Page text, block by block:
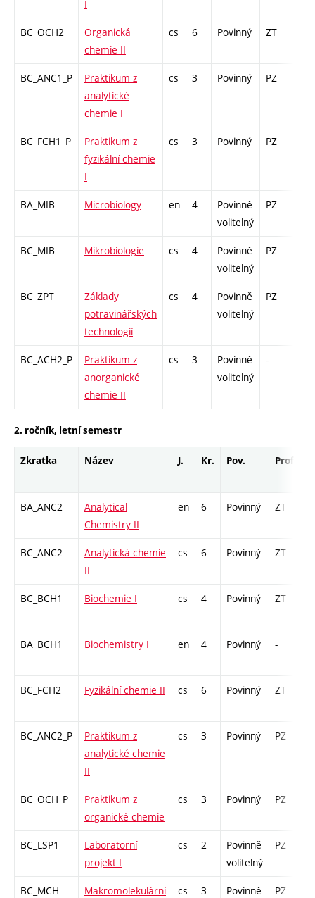
I
BC_OCH2
Organická
chemie II
cs 6 Povinný ZT
BC_ANC1_P
Praktikum z
analytické
chemie I
cs 3 Povinný PZ
BC_FCH1_P
Praktikum z
fyzikální chemie
I
cs 3 Povinný PZ
BA_MIB Microbiology en 4
Povinně
volitelný
PZ
BC_MIB Mikrobiologie cs 4
Povinně
volitelný
PZ
BC_ZPT
Základy
potravinářských
technologií
cs 4
Povinně
volitelný
PZ
BC_ACH2_P
Praktikum z
anorganické
chemie II
cs 3
Povinně
volitelný
-
2. ročník, letní semestr
Zkratka Název J. Kr. Pov. Prof.
BA_ANC2
Analytical
Chemistry II
en 6 Povinný ZT
BC_ANC2
Analytická chemie
II
cs 6 Povinný ZT
BC_BCH1 Biochemie I cs 4 Povinný ZT
BA_BCH1 Biochemistry I en 4 Povinný -
BC_FCH2 Fyzikální chemie II cs 6 Povinný ZT
BC_ANC2_P
Praktikum z
analytické chemie
II
cs 3 Povinný PZ
BC_OCH_P
Praktikum z
organické chemie
cs 3 Povinný PZ
BC_LSP1
Laboratorní
projekt I
cs 2
Povinně
volitelný
PZ
BC_MCH
Makromolekulární
cs 3
Povinně
PZ